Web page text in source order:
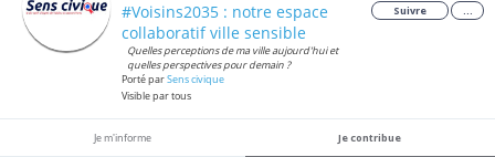
#Voisins2035 : notre espace
collaboratif ville sensible
Quelles perceptions de ma ville aujourd'hui et
quelles perspectives pour demain ?
Porté parSens civique
Visible par tous
Suivre ...
Je m'informe Je contribue